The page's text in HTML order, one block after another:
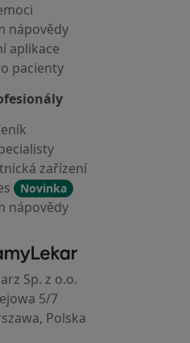
nápovědy
aplikace
pacienty
zařízení
Novinka
nápovědy
ZnamyLekar - Hlavní stránka
Sp. z o.o.
5/7
Polska